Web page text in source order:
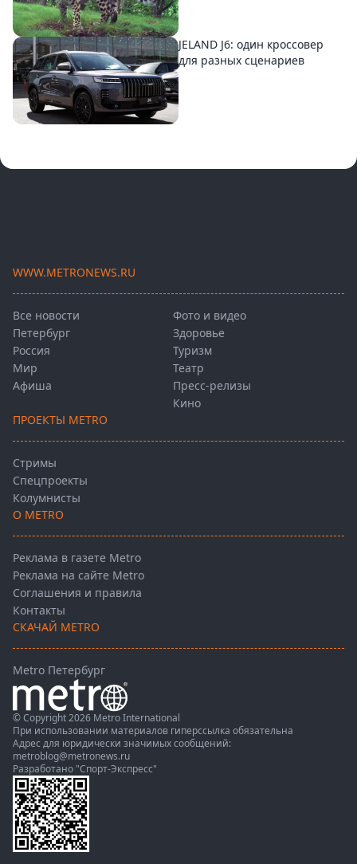
JELAND J6: один кроссовер
для разных сценариев
WWW.METRONEWS.RU
Все новости
Петербург
Россия
Мир
Афиша
Фото и видео
Здоровье
Туризм
Театр
Пресс-релизы
Кино
ПРОЕКТЫ METRO
Стримы
Спецпроекты
Колумнисты
О METRO
Реклама в газете Metro
Реклама на сайте Metro
Соглашения и правила
Контакты
СКАЧАЙ METRO
Metro Петербург
© Copyright 2026 Metro International
При использовании материалов гиперссылка обязательна
Адрес для юридически значимых сообщений:
metroblog@metronews.ru
Разработано "Спорт-Экспресс"